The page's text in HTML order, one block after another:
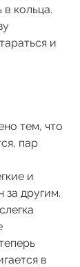
кольца.
и
тем, что
пар
и
за другим.
в